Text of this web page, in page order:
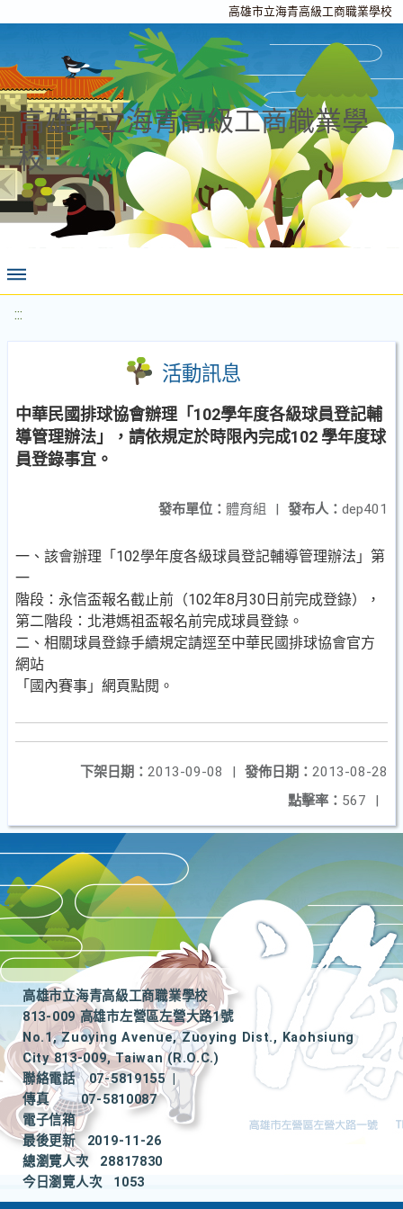
高雄市立海青高級工商職業學校
高雄市立海青高級工商職業學
校
:::
活動訊息
中華民國排球協會辦理「102學年度各級球員登記輔
導管理辦法」，請依規定於時限內完成102 學年度球
員登錄事宜。
發布人： dep401
發布單位： 體育組 |
一、該會辦理「102學年度各級球員登記輔導管理辦法」第
一
階段：永信盃報名截止前（102年8月30日前完成登錄），
第二階段：北港媽祖盃報名前完成球員登錄。
二、相關球員登錄手續規定請逕至中華民國排球協會官方
網站
「國內賽事」網頁點閱。
發佈日期： 2013-08-28
下架日期： 2013-09-08
|
點擊率： 567 |
高雄市立海青高級工商職業學校
813-009 高雄市左營區左營大路1號
No.1, Zuoying Avenue, Zuoying Dist., Kaohsiung
City 813-009, Taiwan (R.O.C.)
聯絡電話
07-5819155
|
傳真
07-5810087
電子信箱
最後更新
2019-11-26
總瀏覽人次
28817830
今日瀏覽人次
1053